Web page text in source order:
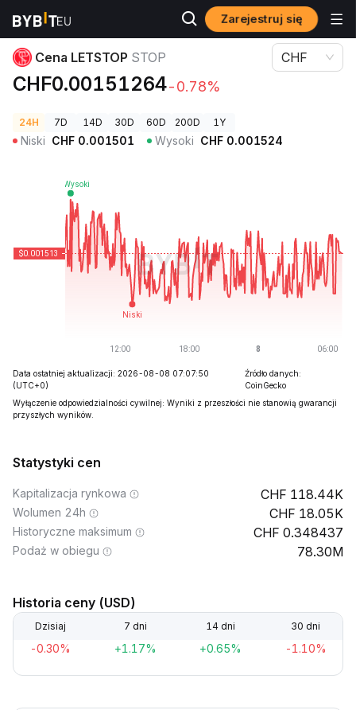
Zarejestruj się
Ceny kryptowalut Cena LETSTOP STOP
Cena LETSTOP STOP
CHF0.00151264-0.78%
CHF
24H 7D 14D 30D 60D 200D 1Y
Niski CHF 0.001501 Wysoki CHF 0.001524
Data ostatniej aktualizacji: 2026-08-08 07:07:50
(UTC+0)
Źródło danych:
CoinGecko
Wyłączenie odpowiedzialności cywilnej: Wyniki z przeszłości nie stanowią gwarancji
przyszłych wyników.
Statystyki cen
Kapitalizacja rynkowa 118.44K
Wolumen 24h 18.05K
Historyczne maksimum 0.348437
Podaż w obiegu 78.30M
Historia ceny (USD)
Dzisiaj 7 dni 14 dni 30 dni
-0.30% +1.17% +0.65% -1.10%